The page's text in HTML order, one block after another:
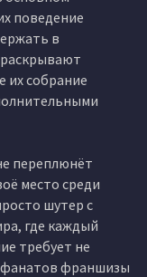
поведение
в
их собрание
переплюнёт
место среди
шутер с
где каждый
требует не
фанатов франшизы